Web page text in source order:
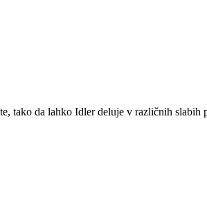
tako da lahko Idler deluje v različnih